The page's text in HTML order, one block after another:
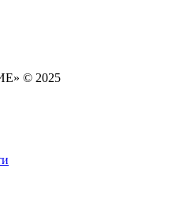
© 2025